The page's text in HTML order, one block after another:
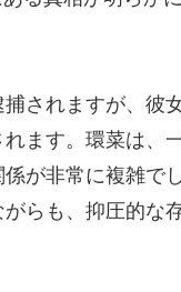
されますが、彼
ます。環菜は、
が非常に複雑で
らも、抑圧的な